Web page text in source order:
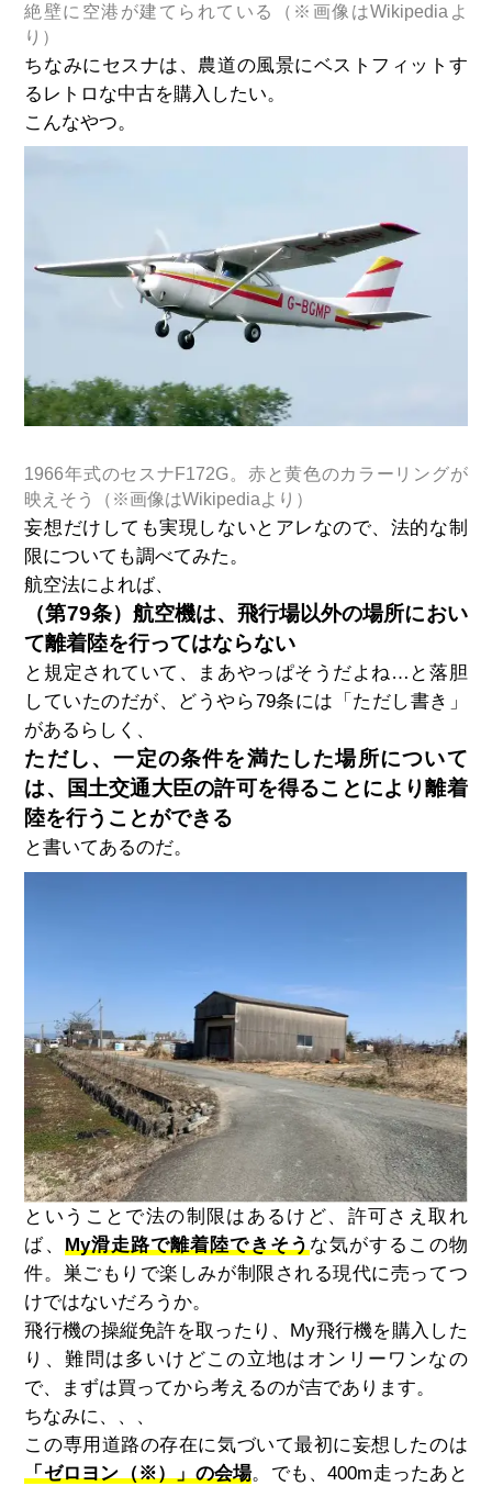
絶壁に空港が建てられている（※画像はWikipediaよ
り）
ちなみにセスナは、農道の風景にベストフィットす
るレトロな中古を購入したい。
こんなやつ。
1966年式のセスナF172G。赤と黄色のカラーリングが
映えそう（※画像はWikipediaより）
妄想だけしても実現しないとアレなので、法的な制
限についても調べてみた。
航空法によれば、
（第79条）航空機は、飛行場以外の場所におい
て離着陸を行ってはならない
と規定されていて、まあやっぱそうだよね…と落胆
していたのだが、どうやら79条には「ただし書き」
があるらしく、
ただし、一定の条件を満たした場所について
は、国土交通大臣の許可を得ることにより離着
陸を行うことができる
と書いてあるのだ。
ということで法の制限はあるけど、許可さえ取れ
ば、 My滑走路で離着陸できそうな気がするこの物
件。巣ごもりで楽しみが制限される現代に売ってつ
けではないだろうか。
飛行機の操縦免許を取ったり、My飛行機を購入した
り、難問は多いけどこの立地はオンリーワンなの
で、まずは買ってから考えるのが吉であります。
ちなみに、、、
この専用道路の存在に気づいて最初に妄想したのは
「ゼロヨン（※）」の会場。でも、400m走ったあと